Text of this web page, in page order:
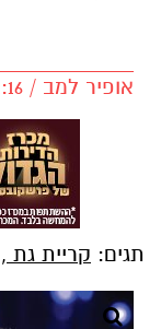
אופיר למב / 12:16 22.02.26
תגים: קריית גת ,